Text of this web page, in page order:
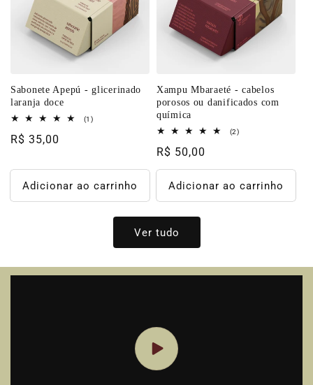
Sabonete Apepú - glicerinado
laranja doce
(1)1
Preço
R$ 35,00
Adicionar ao carrinho
Xampu Mbaraeté - cabelos
porosos ou danificados com
química
(2)2
Preço
normal
R$ 50,00
Adicionar ao carrinho
Ver tudo